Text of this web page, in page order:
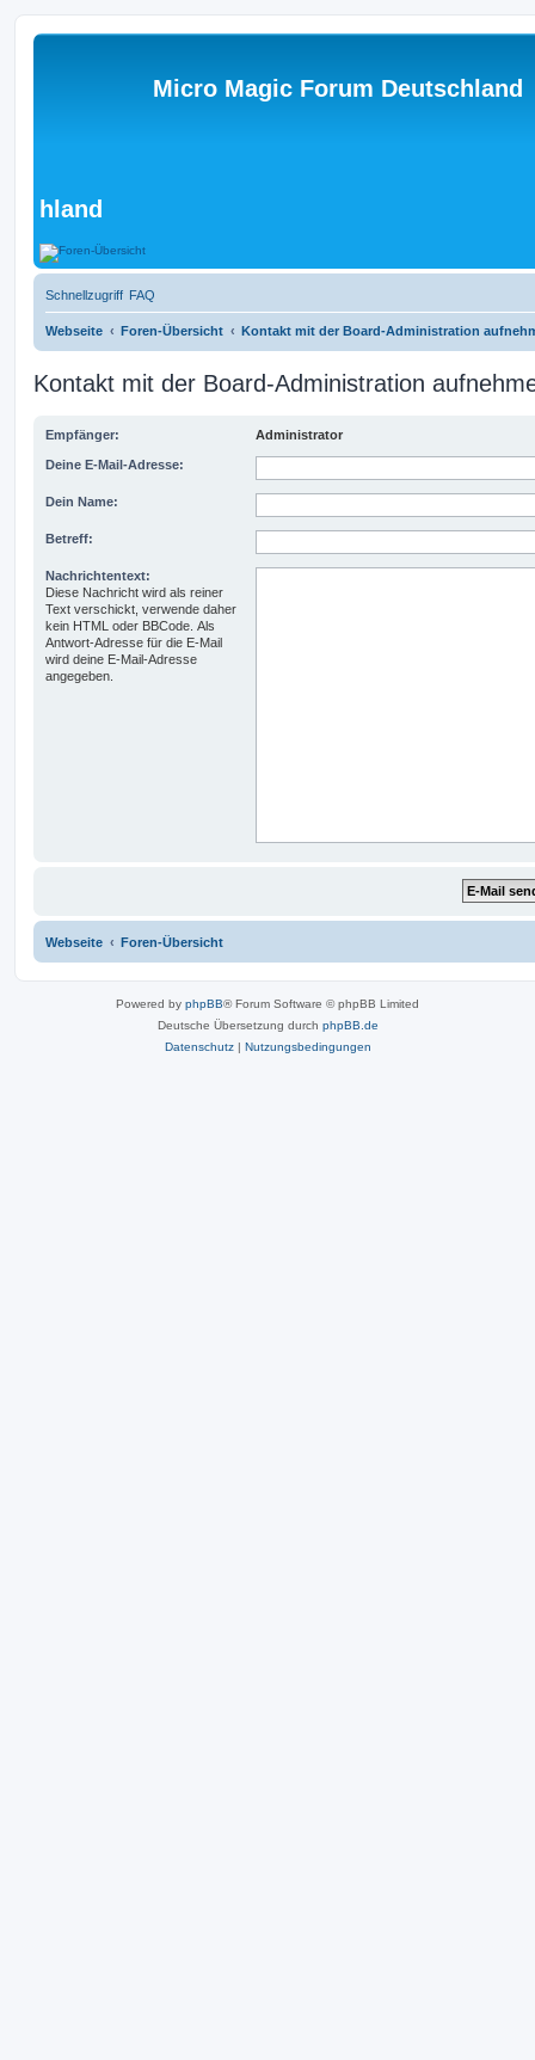
Micro Magic Forum Deutschland
hland
Schnellzugriff FAQ
Webseite Foren-Übersicht Kontakt mit der Board-Administration
Kontakt mit der Board-Administration
Empfänger: Administrator
Deine E-Mail-Adresse:
Dein Name:
Betreff:
Nachrichtentext:
Diese Nachricht wird als reiner
Text verschickt, verwende daher
kein HTML oder BBCode. Als
Antwort-Adresse für die E-Mail
wird deine E-Mail-Adresse
angegeben.
Webseite Foren-Übersicht
Powered by phpBB® Forum Software © phpBB Limited
Deutsche Übersetzung durch phpBB.de
Datenschutz| Nutzungsbedingungen